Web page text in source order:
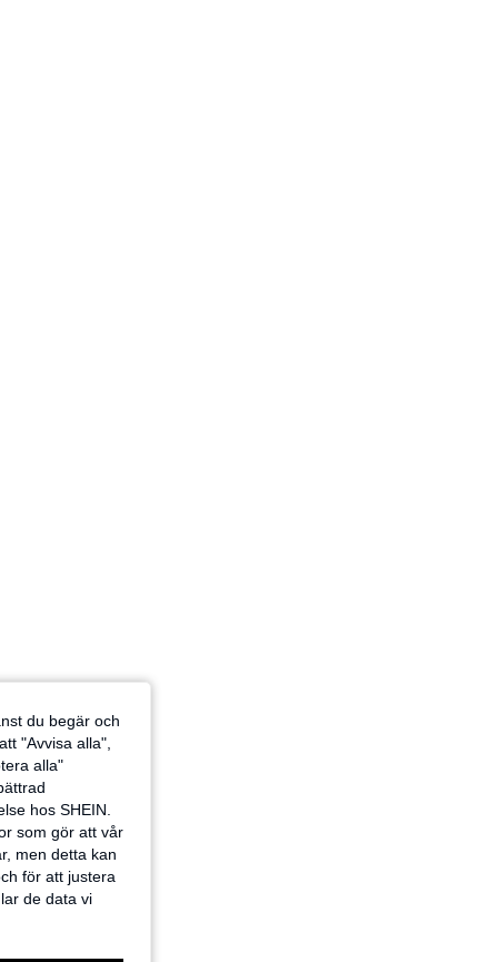
du begär och
"Avvisa alla",
alla"
hos SHEIN.
som gör att vår
men detta kan
för att justera
de data vi